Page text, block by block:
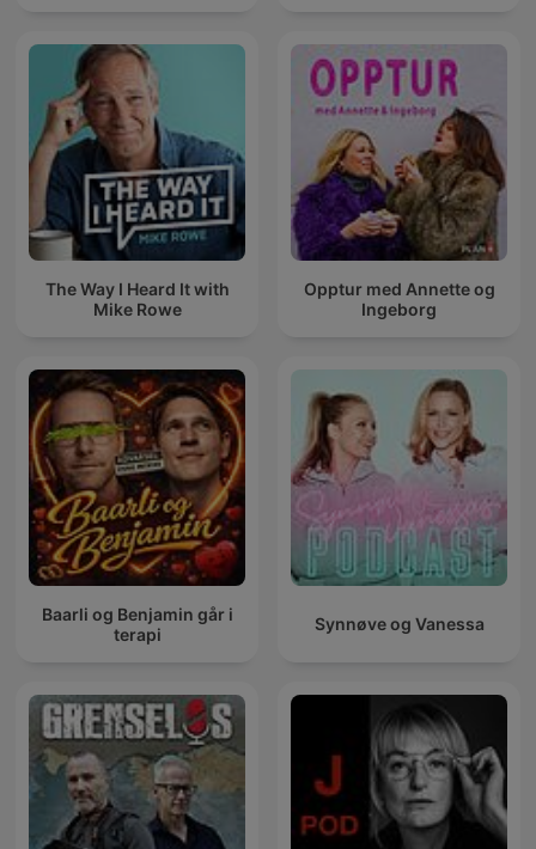
The Way I Heard It with
Mike Rowe
Opptur med Annette og
Ingeborg
Baarli og Benjamin går i
terapi
Synnøve og Vanessa